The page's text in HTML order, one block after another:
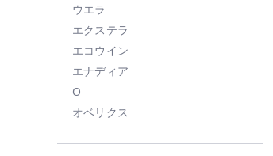
ウエラ
エクステラ
エコウイン
エナディア
O
オベリクス